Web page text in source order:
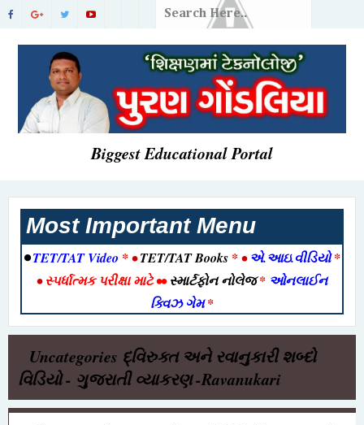
Biggest Educational Portal
Most Important Menu
•TET/TAT Video * •TET/TAT Books * •એ.આઇ.વીડિયો*
•સ્પર્ધાત્મક પરીક્ષા માટે••સ્માર્ટફોન નોલેજ* ઓનલાઈન
ક્વિઝ ગેમ*
Uncategories દ્વિરુક્ત અને રવાનુકારી શબ્દો
વિડિયો - ગુજરાતી વ્યાકરણ -Ravanukari